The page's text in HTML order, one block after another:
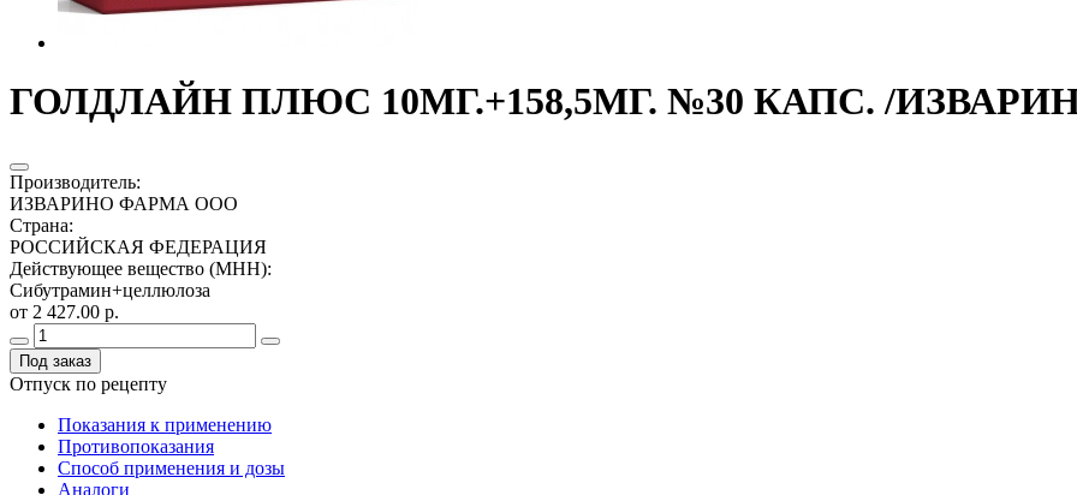
ГОЛДЛАЙН ПЛЮС 10МГ.+158,5МГ. №30 КАПС. /
Производитель:
ИЗВАРИНО ФАРМА ООО
Страна:
РОССИЙСКАЯ ФЕДЕРАЦИЯ
Действующее вещество (МНН):
Сибутрамин+целлюлоза
от 2 427.00 р.
Под заказ
Отпуск по рецепту
Показания к применению
Противопоказания
Способ применения и дозы
Аналоги